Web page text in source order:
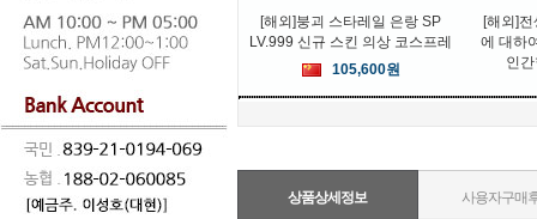
[해외]붕괴 스타레일 은랑 SP
LV.999 신규 스킨 의상 코스프레
105,600원
[해외]
에 대하
인
상품상세정보 사용자구매